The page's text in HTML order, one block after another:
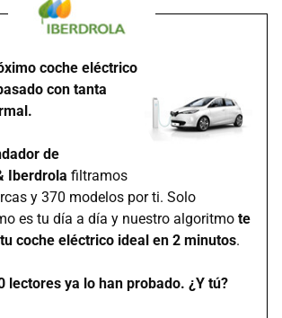
coche eléctrico
con tanta
de
Iberdrola filtramos
y 370 modelos por ti. Solo
es tu día a día y nuestro algoritmo te
coche eléctrico ideal en 2 minutos.
lectores ya lo han probado. ¿Y tú?